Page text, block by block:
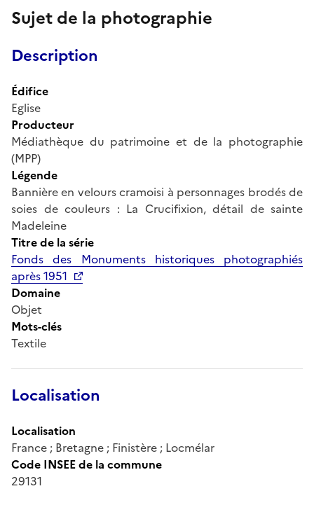
Sujet de la photographie
Description
Édifice
Eglise
Producteur
Médiathèque du patrimoine et de la photographie
(MPP)
Légende
Bannière en velours cramoisi à personnages brodés de
soies de couleurs : La Crucifixion, détail de sainte
Madeleine
Titre de la série
Fonds des Monuments historiques photographiés
après 1951
Domaine
Objet
Mots-clés
Textile
Localisation
Localisation
France ; Bretagne ; Finistère ; Locmélar
Code INSEE de la commune
29131